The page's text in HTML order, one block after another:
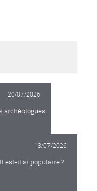
20/07/2026
archéologues
13/07/2026
est-il si populaire ?